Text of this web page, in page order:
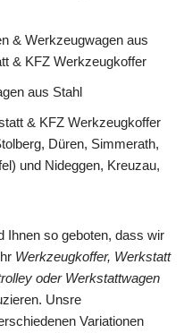
& Werkzeugwagen aus
& KFZ Werkzeugkoffer
aus Stahl
& KFZ Werkzeugkoffer
Düren, Simmerath,
und Nideggen, Kreuzau,
Ihnen so geboten, dass wir
Werkzeugkoffer, Werkstatt
oder Werkstattwagen
Unsre
Variationen